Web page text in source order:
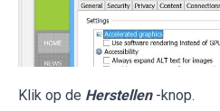
Klik op de Herstellen -knop.